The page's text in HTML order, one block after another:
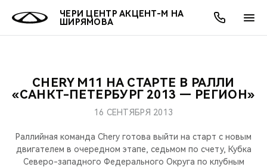
ЧЕРИ ЦЕНТР АКЦЕНТ-М НА
ШИРЯМОВА
МОДЕЛИ
КРОССОВЕРЫ
ПОКУПАТЕЛЯМ
КРЕДИТ И СТРАХОВАНИЕ
ВЛАДЕЛЬЦАМ
ЗАПЧАСТИ И АКСЕССУАРЫ
МИР CHERY
О БРЕНДЕ
АКЦИИ
ОНЛАЙН СЕРВИСЫ
КРЕДИТ
О КОМПАНИИ
МЫ В СОЦСЕТЯХ
CHERY M11 НА СТАРТЕ В РАЛЛИ
«САНКТ-ПЕТЕРБУРГ 2013 — РЕГИОН»
16 СЕНТЯБРЯ 2013
Раллийная команда Chery готова выйти на старт с новым
двигателем в очередном этапе, седьмом по счету, Кубка
Северо-западного Федерального Округа по клубным